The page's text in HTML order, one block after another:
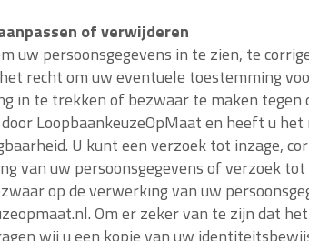
of verwijderen
uw persoonsgegevens in te zien, te
recht om uw eventuele toestemming
in te trekken of bezwaar te maken tegen
LoopbaankeuzeOpMaat en heeft u het
U kunt een verzoek tot inzage,
van uw persoonsgegevens of verzoek
op de verwerking van uw
Om er zeker van te zijn dat